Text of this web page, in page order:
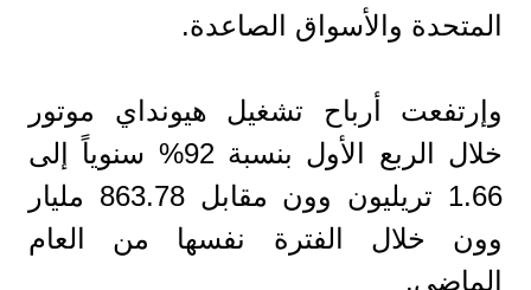
المتحدة والأسواق الصاعدة.
وإرتفعت أرباح تشغيل هيونداي موتور
خلال الربع الأول بنسبة 92% سنوياً إلى
1.66 تريليون وون مقابل 863.78 مليار
وون خلال الفترة نفسها من العام
الماضي.